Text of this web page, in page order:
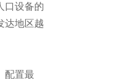
口设备的
达地区越
配置最